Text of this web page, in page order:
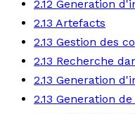
2.12 Generation
2.13 Artefacts
2.13 Gestion des
2.13 Recherche
2.13 Generation
2.13 Generation